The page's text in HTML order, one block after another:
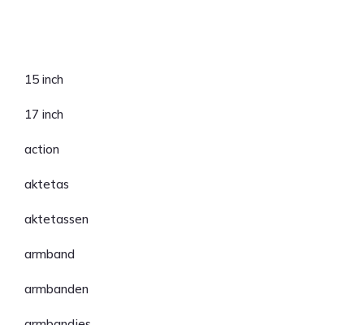
15 inch
17 inch
action
aktetas
aktetassen
armband
armbanden